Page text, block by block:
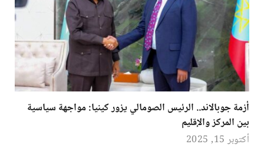
أزمة جوبالاند.. الرئيس الصومالي يزور كينيا: مواجهة سياسية
بين المركز والإقليم
أكتوبر 15, 2025